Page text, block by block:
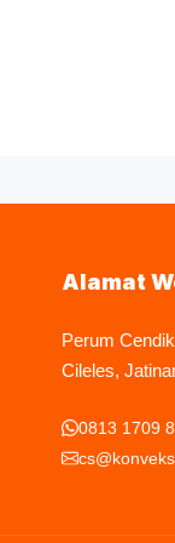
Alamat
Perum
Cileles,
0813 1709